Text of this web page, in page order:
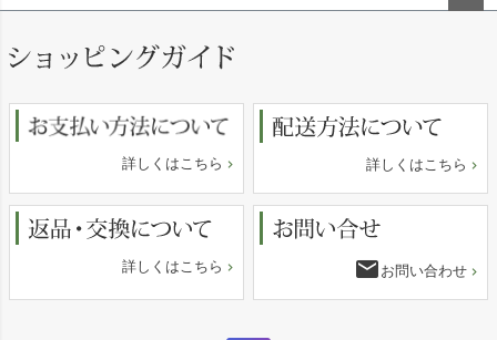
詳しくはこちら 詳しくはこちら
詳しくはこちら email お問い合わせ